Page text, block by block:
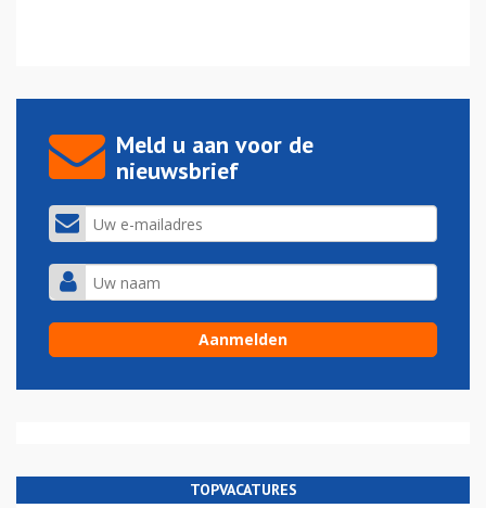
Meld u aan voor de
nieuwsbrief
TOPVACATURES